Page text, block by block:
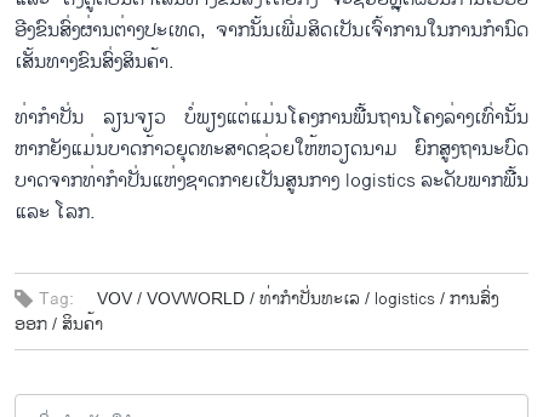
ອີງຂົນ​ສົ່ງ​ຜ່ານ​ຕ່າງ​ປະ​ເທດ, ຈາກ​ນັ້ນ​ເພີ່ມສິດ​ເປັນ​ເຈົ້າ​ການ​ໃນ​ການ​ກຳ​ນົດ​
ເສັ້ນ​ທາງ​ຂົນ​ສົ່ງ​ສິນ​ຄ້າ.
ທ່າ​ກຳ​ປັ່ນ​ ລຽ​ນ​ຈຽວ ບໍ່​ພຽງ​ແຕ່​ແມ່ນ​ໂຄງ​ການ​ພື້ນ​ຖານ​ໂຄງ​ລ່າງ​ເທົ່​າ​ນັ້ນ
ຫາກ​ຍັງ​ແມ່ນ​ບາດ​ກ້າວ​ຍຸດ​ທະ​ສາດ​ຊ່ວຍໃຫ້​ຫວຽດ​ນາມ ຍົກ​ສູງ​ຖາ​ນະ​ບົດ​
ບາດ​ຈາກ​ທ່າ​ກຳ​ປັ່ນ​ແຫ່ງ​ຊາດ​ກາຍ​ເປັນ​ສູນກາງ logistics ລະ​ດັບພາກ​ພື້ນ
ແລະ ໂລກ.
Tag: VOV /VOVWORLD /ທ່າ​ກຳ​ປັ່ນ​ທະ​ເລ / logistics /ການ​ສົ່ງ​
ອອກ / ສິນ​ຄ້າ